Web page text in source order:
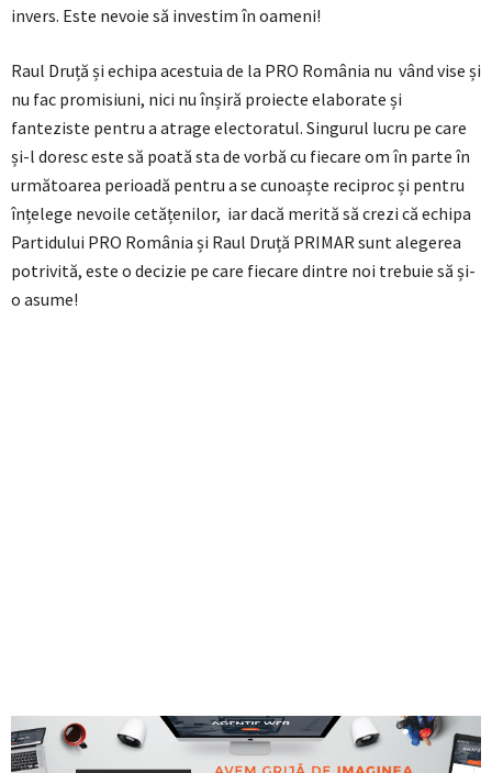
invers. Este nevoie să investim în oameni!
Raul Druță și echipa acestuia de la PRO România nu vând vise și
nu fac promisiuni, nici nu înșiră proiecte elaborate și
fanteziste pentru a atrage electoratul. Singurul lucru pe care
și-l doresc este să poată sta de vorbă cu fiecare om în parte în
următoarea perioadă pentru a se cunoaște reciproc și pentru
înțelege nevoile cetățenilor, iar dacă merită să crezi că echipa
Partidului PRO România și Raul Druță PRIMAR sunt alegerea
potrivită, este o decizie pe care fiecare dintre noi trebuie să și-
o asume!